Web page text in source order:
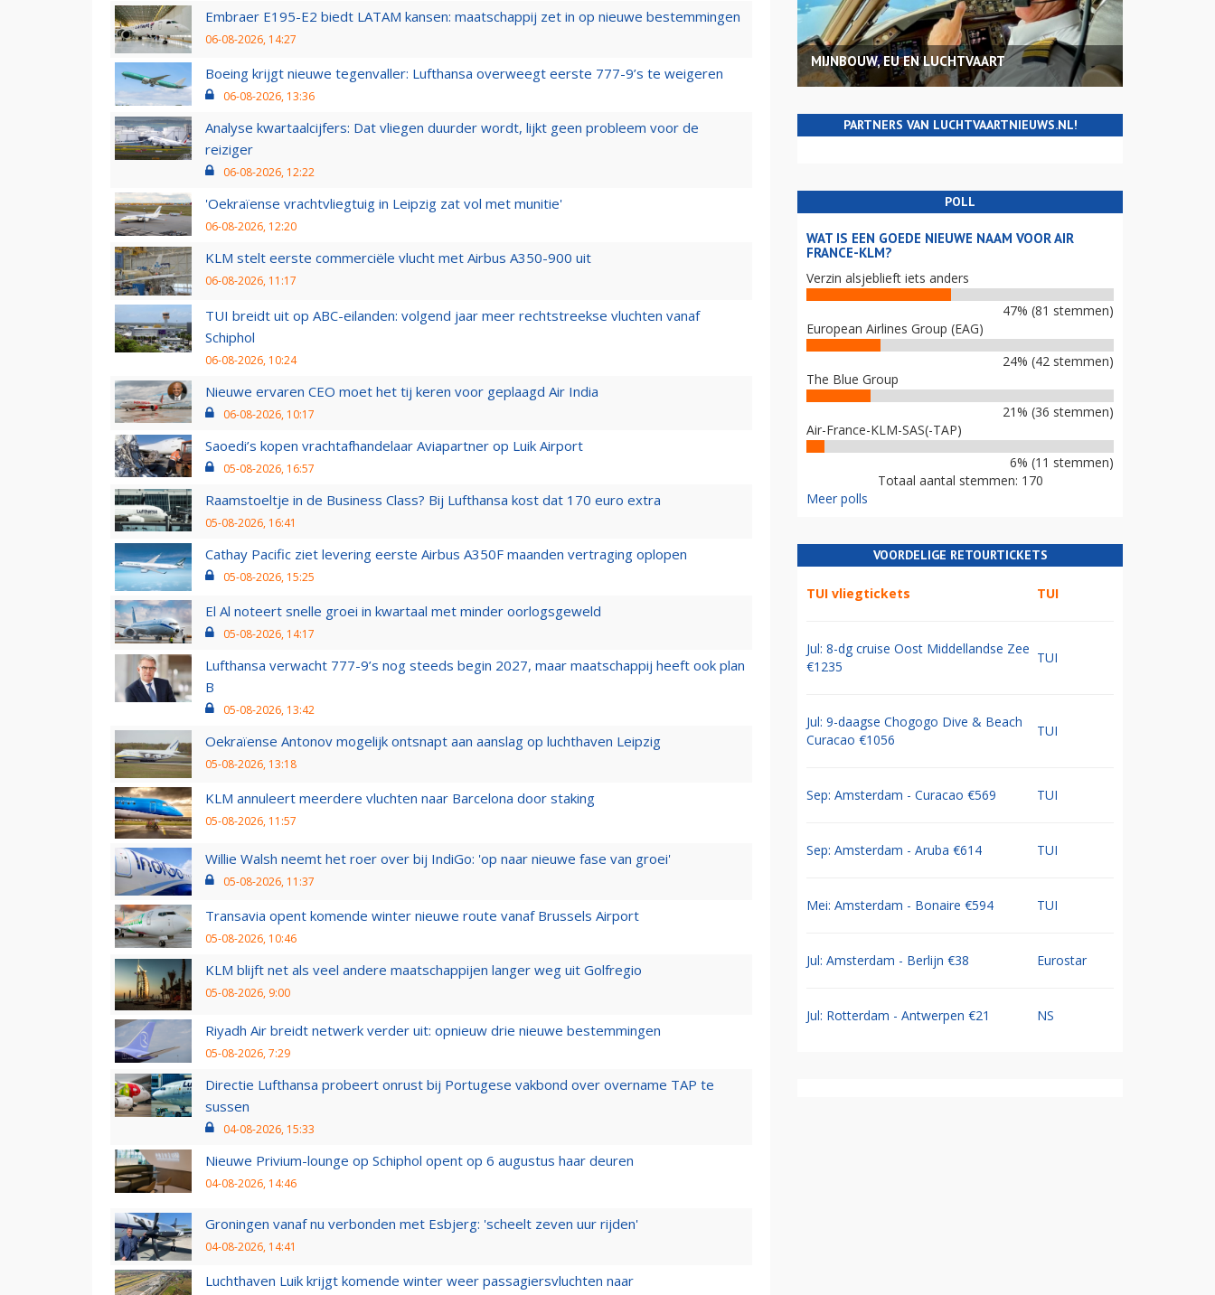
Embraer E195-E2 biedt LATAM kansen: maatschappij zet in op nieuwe bestemmingen
06-08-2026, 14:27
Boeing krijgt nieuwe tegenvaller: Lufthansa overweegt eerste 777-9’s te weigeren
06-08-2026, 13:36
Analyse kwartaalcijfers: Dat vliegen duurder wordt, lijkt geen probleem voor de
reiziger
06-08-2026, 12:22
'Oekraïense vrachtvliegtuig in Leipzig zat vol met munitie'
06-08-2026, 12:20
KLM stelt eerste commerciële vlucht met Airbus A350-900 uit
06-08-2026, 11:17
TUI breidt uit op ABC-eilanden: volgend jaar meer rechtstreekse vluchten vanaf
Schiphol
06-08-2026, 10:24
Nieuwe ervaren CEO moet het tij keren voor geplaagd Air India
06-08-2026, 10:17
Saoedi’s kopen vrachtafhandelaar Aviapartner op Luik Airport
05-08-2026, 16:57
Raamstoeltje in de Business Class? Bij Lufthansa kost dat 170 euro extra
05-08-2026, 16:41
Cathay Pacific ziet levering eerste Airbus A350F maanden vertraging oplopen
05-08-2026, 15:25
El Al noteert snelle groei in kwartaal met minder oorlogsgeweld
05-08-2026, 14:17
Lufthansa verwacht 777-9’s nog steeds begin 2027, maar maatschappij heeft ook plan
B
05-08-2026, 13:42
Oekraïense Antonov mogelijk ontsnapt aan aanslag op luchthaven Leipzig
05-08-2026, 13:18
KLM annuleert meerdere vluchten naar Barcelona door staking
05-08-2026, 11:57
Willie Walsh neemt het roer over bij IndiGo: 'op naar nieuwe fase van groei'
05-08-2026, 11:37
Transavia opent komende winter nieuwe route vanaf Brussels Airport
05-08-2026, 10:46
KLM blijft net als veel andere maatschappijen langer weg uit Golfregio
05-08-2026, 9:00
Riyadh Air breidt netwerk verder uit: opnieuw drie nieuwe bestemmingen
05-08-2026, 7:29
Directie Lufthansa probeert onrust bij Portugese vakbond over overname TAP te
sussen
04-08-2026, 15:33
Nieuwe Privium-lounge op Schiphol opent op 6 augustus haar deuren
04-08-2026, 14:46
Groningen vanaf nu verbonden met Esbjerg: 'scheelt zeven uur rijden'
04-08-2026, 14:41
Luchthaven Luik krijgt komende winter weer passagiersvluchten naar
MIJNBOUW, EU EN LUCHTVAART
PARTNERS VAN LUCHTVAARTNIEUWS.NL!
POLL
WAT IS EEN GOEDE NIEUWE NAAM VOOR AIR
FRANCE-KLM?
Verzin alsjeblieft iets anders
47% (81 stemmen)
European Airlines Group (EAG)
24% (42 stemmen)
The Blue Group
21% (36 stemmen)
Air-France-KLM-SAS(-TAP)
6% (11 stemmen)
Totaal aantal stemmen: 170
Meer polls
VOORDELIGE RETOURTICKETS
TUI vliegtickets TUI
Jul: 8-dg cruise Oost Middellandse Zee
€1235
TUI
Jul: 9-daagse Chogogo Dive & Beach
Curacao €1056
TUI
Sep: Amsterdam - Curacao €569 TUI
Sep: Amsterdam - Aruba €614 TUI
Mei: Amsterdam - Bonaire €594 TUI
Jul: Amsterdam - Berlijn €38 Eurostar
Jul: Rotterdam - Antwerpen €21 NS